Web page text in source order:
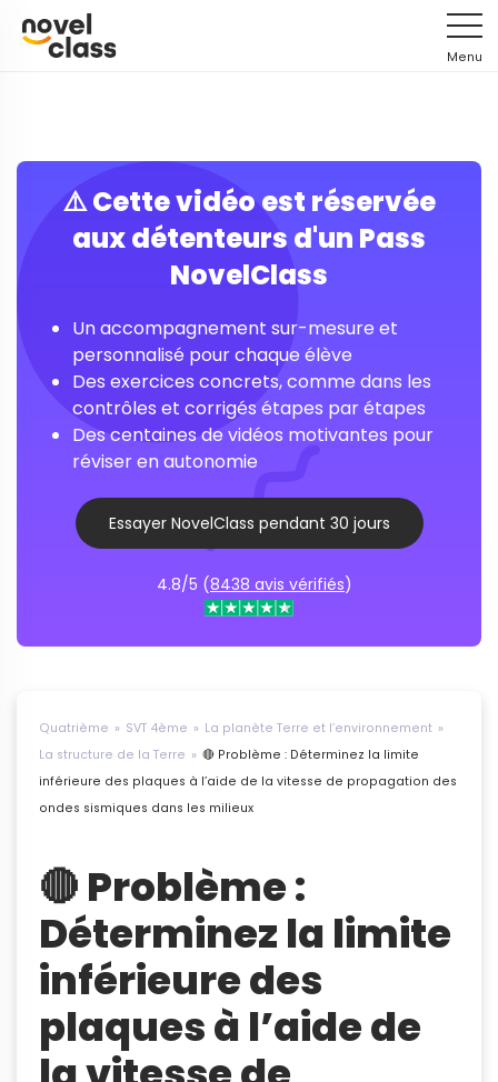
Menu
⚠️ Cette vidéo est réservée
aux détenteurs d'un Pass
NovelClass
Un accompagnement sur-mesure et
personnalisé pour chaque élève
Des exercices concrets, comme dans les
contrôles et corrigés étapes par étapes
Des centaines de vidéos motivantes pour
réviser en autonomie
Essayer NovelClass pendant 30 jours
4.8/5 (8438 avis vérifiés)
Quatrième SVT 4ème
La planète Terre et l’environnement
La structure de la Terre
🔴 Problème : Déterminez la limite
inférieure des plaques à l’aide de la vitesse de propagation des
ondes sismiques dans les milieux
🔴 Problème :
Déterminez la limite
inférieure des
plaques à l’aide de